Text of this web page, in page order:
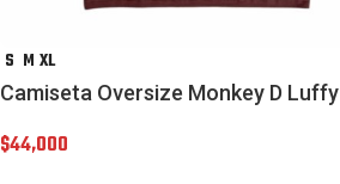
S M XL
Camiseta Oversize Monkey D Luffy
$44,000